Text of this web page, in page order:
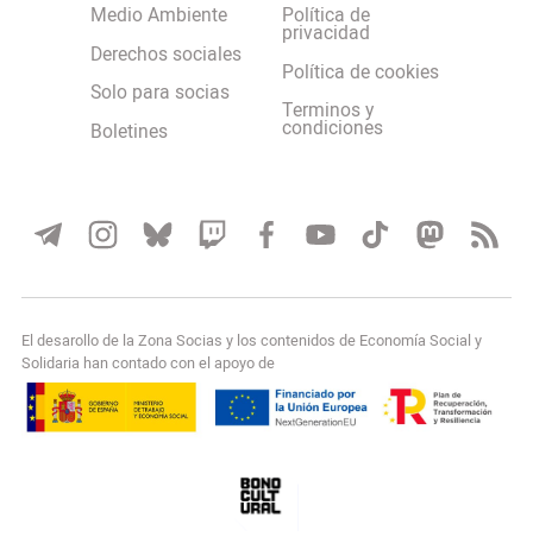
Medio Ambiente
Derechos sociales
Solo para socias
Boletines
Política de
privacidad
Política de cookies
Terminos y
condiciones
El desarollo de la Zona Socias y los contenidos de Economía Social y
Solidaria han contado con el apoyo de